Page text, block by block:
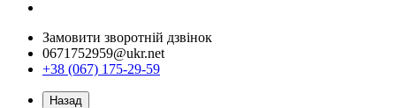
Замовити зворотній дзвінок
0671752959@ukr.net
+38 (067) 175-29-59
Назад